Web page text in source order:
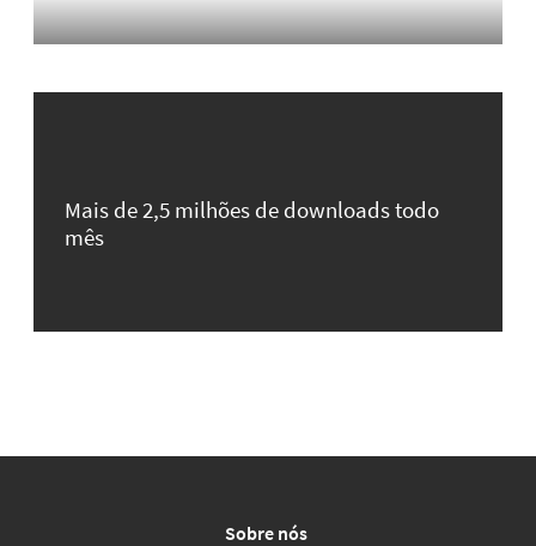
Mais de 2,5 milhões de downloads todo
mês
Sobre nós